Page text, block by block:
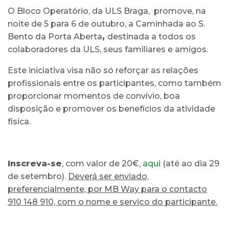
O Bloco Operatório, da ULS Braga, promove, na
noite de 5 para 6 de outubro, a Caminhada ao S.
Bento da Porta Aberta, destinada a todos os
colaboradores da ULS, seus familiares e amigos.
Este iniciativa visa não só reforçar as relações
profissionais entre os participantes, como também
proporcionar momentos de convívio, boa
disposição e promover os benefícios da atividade
física.
Inscreva-se, com valor de 20€, aqui (até ao dia 29
de setembro). Deverá ser enviado,
preferencialmente, por MB Way para o contacto
910 148 910, com o nome e serviço do participante.